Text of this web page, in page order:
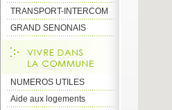
TRANSPORT-INTERCOM
GRAND SENONAIS
NUMEROS UTILES
Aide aux logements